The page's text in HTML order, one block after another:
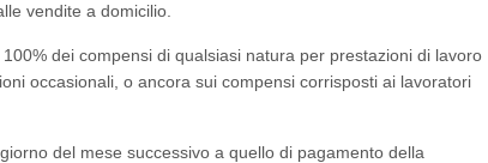
vendite a domicilio.
dei compensi di qualsiasi natura per prestazioni di lavoro
occasionali, o ancora sui compensi corrisposti ai lavoratori
del mese successivo a quello di pagamento della